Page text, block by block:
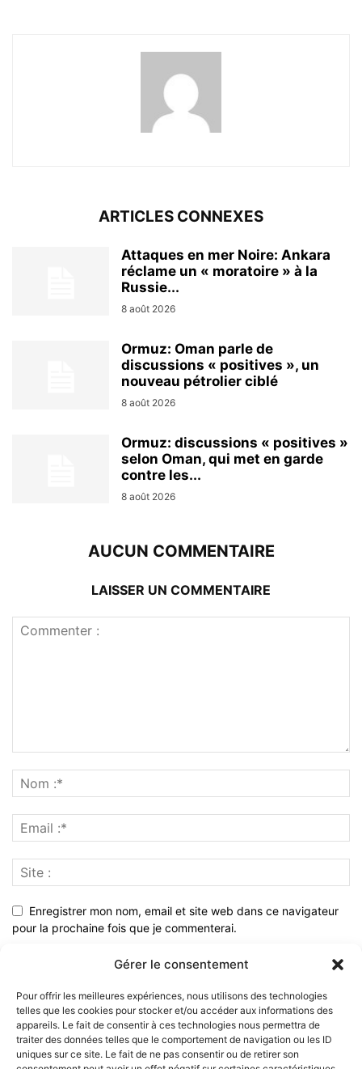
Gérer le consentement
Pour offrir les meilleures expériences, nous utilisons des technologies
telles que les cookies pour stocker et/ou accéder aux informations des
appareils. Le fait de consentir à ces technologies nous permettra de
traiter des données telles que le comportement de navigation ou les ID
uniques sur ce site. Le fait de ne pas consentir ou de retirer son
ARTICLES CONNEXES
Attaques en mer Noire: Ankara
réclame un « moratoire » à la
Russie...
8 août 2026
Ormuz: Oman parle de
discussions « positives », un
nouveau pétrolier ciblé
8 août 2026
Ormuz: discussions « positives »
selon Oman, qui met en garde
contre les...
8 août 2026
AUCUN COMMENTAIRE
LAISSER UN COMMENTAIRE
Enregistrer mon nom, email et site web dans ce navigateur
pour la prochaine fois que je commenterai.